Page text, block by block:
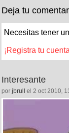
Deja tu
Necesitas tener
¡Registra tu
Interesante
por jbrull el 2 oct 2010,